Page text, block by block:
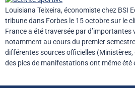
Louisiana Teixeira, économiste chez BSI
tribune dans Forbes le 15 octobre sur le
France a été traversée par
notamment au cours du premier
différentes sources officielles
des pics de manifestations ont même été